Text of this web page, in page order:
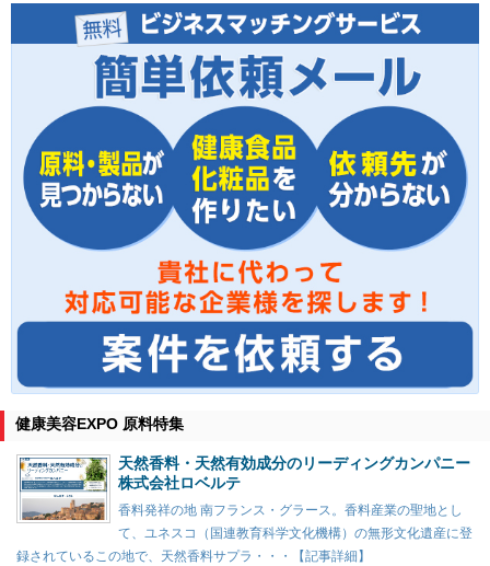
健康美容EXPO 原料特集
天然香料・天然有効成分のリーディングカンパニー
株式会社ロベルテ
香料発祥の地 南フランス・グラース。香料産業の聖地とし
て、ユネスコ（国連教育科学文化機構）の無形文化遺産に登
録されているこの地で、天然香料サプラ・・・【記事詳細】